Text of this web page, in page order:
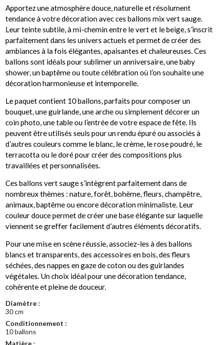
Apportez une atmosphère douce, naturelle et résolument
tendance à votre décoration avec ces ballons mix vert sauge.
Leur teinte subtile, à mi-chemin entre le vert et le beige, s’inscrit
parfaitement dans les univers actuels et permet de créer des
ambiances à la fois élégantes, apaisantes et chaleureuses. Ces
ballons sont idéals pour sublimer un anniversaire, une baby
shower, un baptême ou toute célébration où l’on souhaite une
décoration harmonieuse et intemporelle.
Le paquet contient 10 ballons, parfaits pour composer un
bouquet, une guirlande, une arche ou simplement décorer un
coin photo, une table ou l’entrée de votre espace de fête. Ils
peuvent être utilisés seuls pour un rendu épuré ou associés à
d’autres couleurs comme le blanc, le crème, le rose poudré, le
terracotta ou le doré pour créer des compositions plus
travaillées et personnalisées.
Ces ballons vert sauge s’intègrent parfaitement dans de
nombreux thèmes : nature, forêt, bohème, fleurs, champêtre,
animaux, baptême ou encore décoration minimaliste. Leur
couleur douce permet de créer une base élégante sur laquelle
viennent se greffer facilement d’autres éléments décoratifs.
Pour une mise en scène réussie, associez-les à des ballons
blancs et transparents, des accessoires en bois, des fleurs
séchées, des nappes en gaze de coton ou des guirlandes
végétales. Un choix idéal pour une décoration tendance,
cohérente et pleine de douceur.
Diamètre :
30 cm
Conditionnement :
10 ballons
Matière :